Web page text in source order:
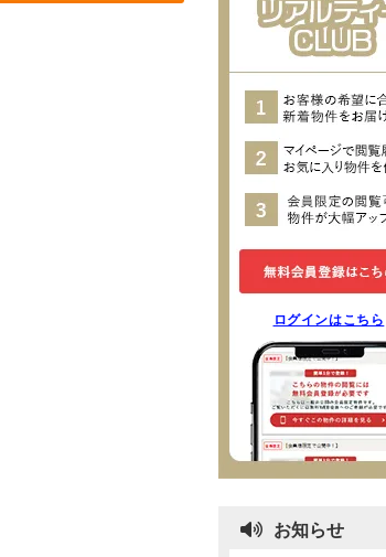
ログインはこちら
お知らせ